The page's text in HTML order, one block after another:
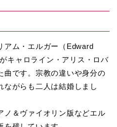
アム・エルガー（Edward
キャロライン・アリス・ロバ
曲です。宗教の違いや身分の
ながらも二人は結婚しまし
ノ＆ヴァイオリン版などエル